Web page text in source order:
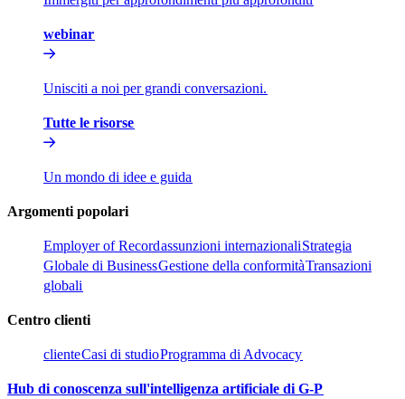
webinar​​
Unisciti a noi per grandi conversazioni.​​
Tutte le risorse​​
Un mondo di idee e guida​​
Argomenti popolari​​
Employer of Record​​assunzioni internazionali​​Strategia
Globale di Business​​Gestione della conformità​​Transazioni
globali​​
Centro clienti​​
cliente​​Casi di studio​​Programma di Advocacy​​
Hub di conoscenza sull'intelligenza artificiale di G-P​​